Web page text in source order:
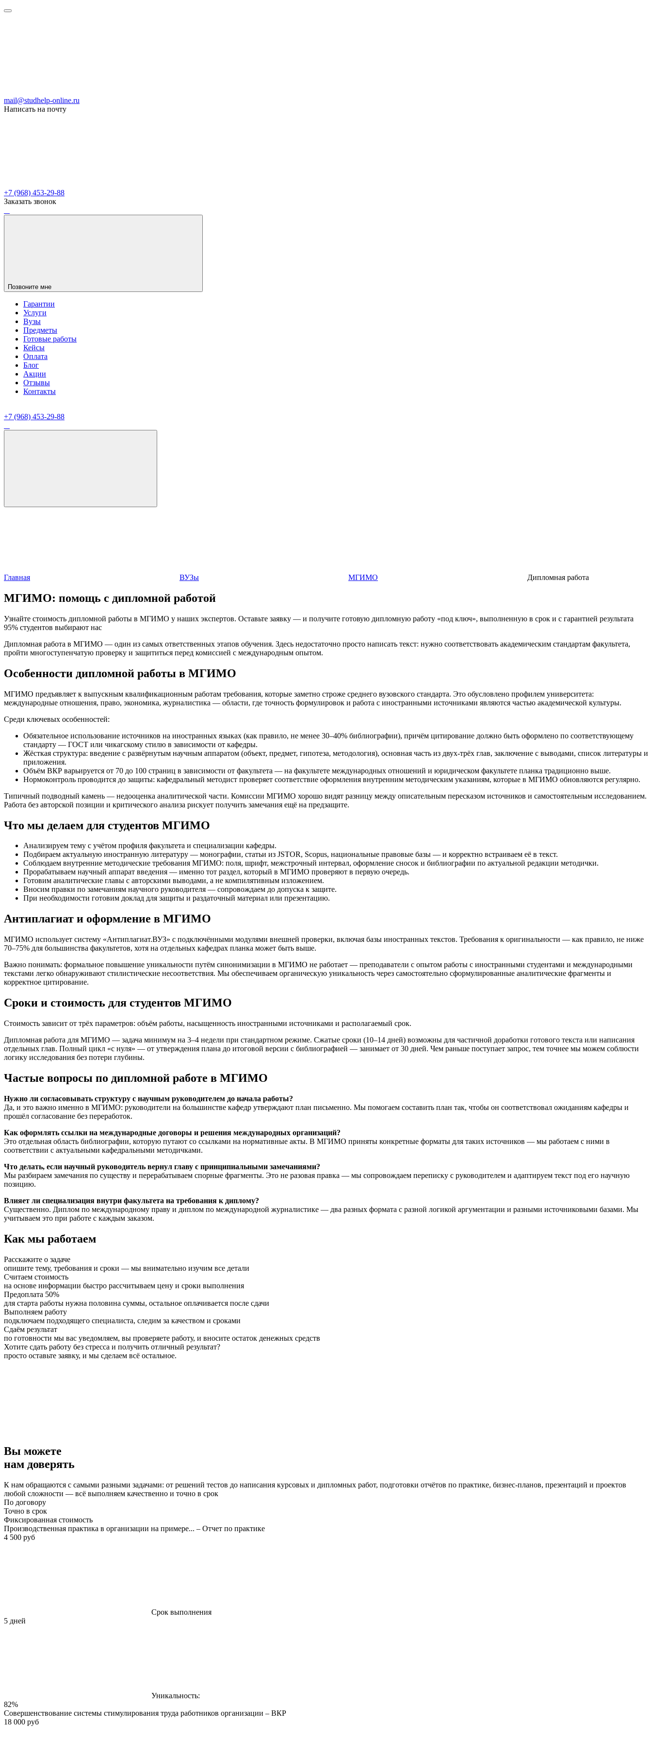
mail@studhelp-online.ru
Написать на почту
+7 (968) 453-29-88
Заказать звонок
Позвоните мне
Гарантии
Услуги
Вузы
Предметы
Готовые работы
Кейсы
Оплата
Блог
Акции
Отзывы
Контакты
+7 (968) 453-29-88
Главная ВУЗы МГИМО Дипломная работа
МГИМО: помощь с дипломной работой
Узнайте стоимость дипломной работы в МГИМО у наших экспертов. Оставьте заявку — и получите готовую дипломную работу «под ключ», выполненную в срок и с гарантией результата
95% студентов выбирают нас
Дипломная работа в МГИМО — один из самых ответственных этапов обучения. Здесь недостаточно просто написать текст: нужно соответствовать академическим стандартам факультета,
пройти многоступенчатую проверку и защититься перед комиссией с международным опытом.
Особенности дипломной работы в МГИМО
МГИМО предъявляет к выпускным квалификационным работам требования, которые заметно строже среднего вузовского стандарта. Это обусловлено профилем университета:
международные отношения, право, экономика, журналистика — области, где точность формулировок и работа с иностранными источниками являются частью академической культуры.
Среди ключевых особенностей:
Обязательное использование источников на иностранных языках (как правило, не менее 30–40% библиографии), причём цитирование должно быть оформлено по соответствующему
стандарту — ГОСТ или чикагскому стилю в зависимости от кафедры.
Жёсткая структура: введение с развёрнутым научным аппаратом (объект, предмет, гипотеза, методология), основная часть из двух-трёх глав, заключение с выводами, список литературы и
приложения.
Объём ВКР варьируется от 70 до 100 страниц в зависимости от факультета — на факультете международных отношений и юридическом факультете планка традиционно выше.
Нормоконтроль проводится до защиты: кафедральный методист проверяет соответствие оформления внутренним методическим указаниям, которые в МГИМО обновляются регулярно.
Типичный подводный камень — недооценка аналитической части. Комиссии МГИМО хорошо видят разницу между описательным пересказом источников и самостоятельным исследованием.
Работа без авторской позиции и критического анализа рискует получить замечания ещё на предзащите.
Что мы делаем для студентов МГИМО
Анализируем тему с учётом профиля факультета и специализации кафедры.
Подбираем актуальную иностранную литературу — монографии, статьи из JSTOR, Scopus, национальные правовые базы — и корректно встраиваем её в текст.
Соблюдаем внутренние методические требования МГИМО: поля, шрифт, межстрочный интервал, оформление сносок и библиографии по актуальной редакции методички.
Прорабатываем научный аппарат введения — именно тот раздел, который в МГИМО проверяют в первую очередь.
Готовим аналитические главы с авторскими выводами, а не компилятивным изложением.
Вносим правки по замечаниям научного руководителя — сопровождаем до допуска к защите.
При необходимости готовим доклад для защиты и раздаточный материал или презентацию.
Антиплагиат и оформление в МГИМО
МГИМО использует систему «Антиплагиат.ВУЗ» с подключёнными модулями внешней проверки, включая базы иностранных текстов. Требования к оригинальности — как правило, не ниже
70–75% для большинства факультетов, хотя на отдельных кафедрах планка может быть выше.
Важно понимать: формальное повышение уникальности путём синонимизации в МГИМО не работает — преподаватели с опытом работы с иностранными студентами и международными
текстами легко обнаруживают стилистические несоответствия. Мы обеспечиваем органическую уникальность через самостоятельно сформулированные аналитические фрагменты и
корректное цитирование.
Сроки и стоимость для студентов МГИМО
Стоимость зависит от трёх параметров: объём работы, насыщенность иностранными источниками и располагаемый срок.
Дипломная работа для МГИМО — задача минимум на 3–4 недели при стандартном режиме. Сжатые сроки (10–14 дней) возможны для частичной доработки готового текста или написания
отдельных глав. Полный цикл «с нуля» — от утверждения плана до итоговой версии с библиографией — занимает от 30 дней. Чем раньше поступает запрос, тем точнее мы можем соблюсти
логику исследования без потери глубины.
Частые вопросы по дипломной работе в МГИМО
Нужно ли согласовывать структуру с научным руководителем до начала работы?
Да, и это важно именно в МГИМО: руководители на большинстве кафедр утверждают план письменно. Мы помогаем составить план так, чтобы он соответствовал ожиданиям кафедры и
прошёл согласование без переработок.
Как оформлять ссылки на международные договоры и решения международных организаций?
Это отдельная область библиографии, которую путают со ссылками на нормативные акты. В МГИМО приняты конкретные форматы для таких источников — мы работаем с ними в
соответствии с актуальными кафедральными методичками.
Что делать, если научный руководитель вернул главу с принципиальными замечаниями?
Мы разбираем замечания по существу и перерабатываем спорные фрагменты. Это не разовая правка — мы сопровождаем переписку с руководителем и адаптируем текст под его научную
позицию.
Влияет ли специализация внутри факультета на требования к диплому?
Существенно. Диплом по международному праву и диплом по международной журналистике — два разных формата с разной логикой аргументации и разными источниковыми базами. Мы
учитываем это при работе с каждым заказом.
Как мы работаем
Расскажите о задаче
опишите тему, требования и сроки — мы внимательно изучим все детали
Считаем стоимость
на основе информации быстро рассчитываем цену и сроки выполнения
Предоплата 50%
для старта работы нужна половина суммы, остальное оплачивается после сдачи
Выполняем работу
подключаем подходящего специалиста, следим за качеством и сроками
Сдаём результат
по готовности мы вас уведомляем, вы проверяете работу, и вносите остаток денежных средств
Хотите сдать работу без стресса и получить отличный результат?
просто оставьте заявку, и мы сделаем всё остальное.
Вы можете
нам доверять
К нам обращаются с самыми разными задачами: от решений тестов до написания курсовых и дипломных работ, подготовки отчётов по практике, бизнес-планов, презентаций и проектов
любой сложности — всё выполняем качественно и точно в срок
По договору
Точно в срок
Фиксированная стоимость
Производственная практика в организации на примере... – Отчет по практике
4 500 руб
Срок выполнения
5 дней
Уникальность:
82%
Совершенствование системы стимулирования труда работников организации – ВКР
18 000 руб